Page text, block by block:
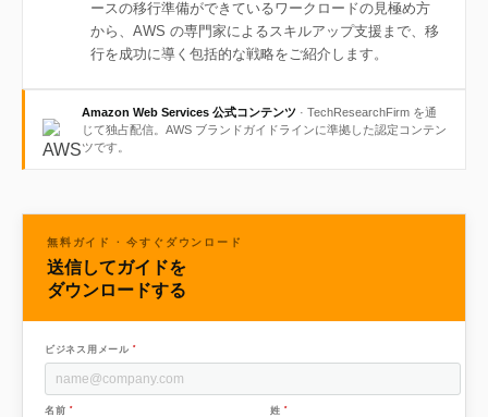
ースの移行準備ができているワークロードの見極め方
から、AWS の専門家によるスキルアップ支援まで、移
行を成功に導く包括的な戦略をご紹介します。
Amazon Web Services 公式コンテンツ · TechResearchFirm を通
じて独占配信。AWS ブランドガイドラインに準拠した認定コンテン
ツです。
無料ガイド · 今すぐダウンロード
送信してガイドを
ダウンロードする
ビジネス用メール*
名前* 姓*